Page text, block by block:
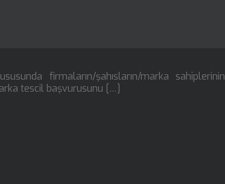
firmaların/şahısların/marka sahiplerinin
tescil başvurusunu […]